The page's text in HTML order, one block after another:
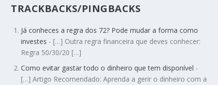
TRACKBACKS/PINGBACKS
Já conheces a regra dos 72? Pode mudar a forma como
investes - […] Outra regra financeira que deves conhecer:
Regra 50/30/20 […]
Como evitar gastar todo o dinheiro que tem disponível -
[…] Artigo Recomendado: Aprenda a gerir o dinheiro com a